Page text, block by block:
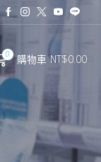
0 購物車 NT$0.00